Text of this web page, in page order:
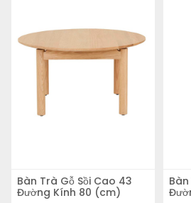
Bàn Trà Gỗ Sồi Cao 43
Đường Kính 80 (cm)